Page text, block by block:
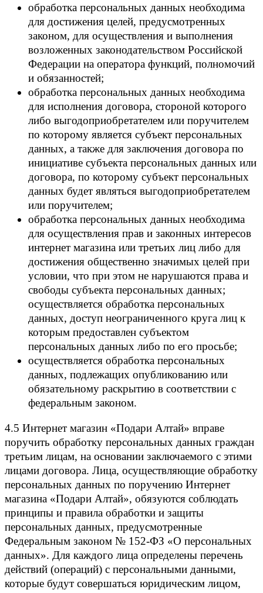
обработка персональных данных необходима
для достижения целей, предусмотренных
законом, для осуществления и выполнения
возложенных законодательством Российской
Федерации на оператора функций, полномочий
и обязанностей;
обработка персональных данных необходима
для исполнения договора, стороной которого
либо выгодоприобретателем или поручителем
по которому является субъект персональных
данных, а также для заключения договора по
инициативе субъекта персональных данных или
договора, по которому субъект персональных
данных будет являться выгодоприобретателем
или поручителем;
обработка персональных данных необходима
для осуществления прав и законных интересов
интернет магазина или третьих лиц либо для
достижения общественно значимых целей при
условии, что при этом не нарушаются права и
свободы субъекта персональных данных;
осуществляется обработка персональных
данных, доступ неограниченного круга лиц к
которым предоставлен субъектом
персональных данных либо по его просьбе;
осуществляется обработка персональных
данных, подлежащих опубликованию или
обязательному раскрытию в соответствии с
федеральным законом.
4.5 Интернет магазин «Подари Алтай» вправе
поручить обработку персональных данных граждан
третьим лицам, на основании заключаемого с этими
лицами договора. Лица, осуществляющие обработку
персональных данных по поручению Интернет
магазина «Подари Алтай», обязуются соблюдать
принципы и правила обработки и защиты
персональных данных, предусмотренные
Федеральным законом № 152-ФЗ «О персональных
данных». Для каждого лица определены перечень
действий (операций) с персональными данными,
которые будут совершаться юридическим лицом,